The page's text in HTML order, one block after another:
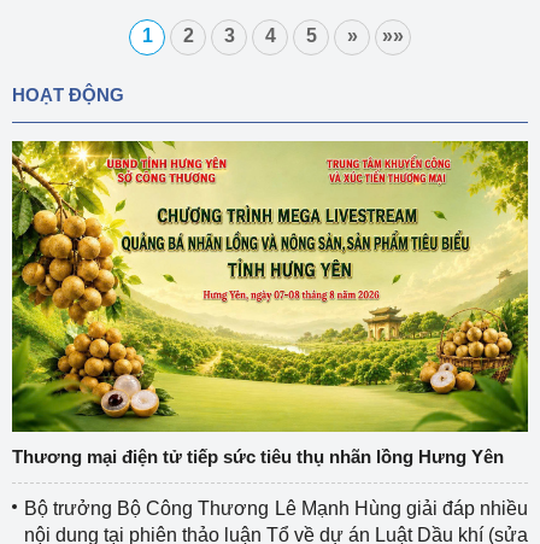
1 2 3 4 5 » »»
HOẠT ĐỘNG
Thương mại điện tử tiếp sức tiêu thụ nhãn lồng Hưng Yên
Bộ trưởng Bộ Công Thương Lê Mạnh Hùng giải đáp nhiều
nội dung tại phiên thảo luận Tổ về dự án Luật Dầu khí (sửa